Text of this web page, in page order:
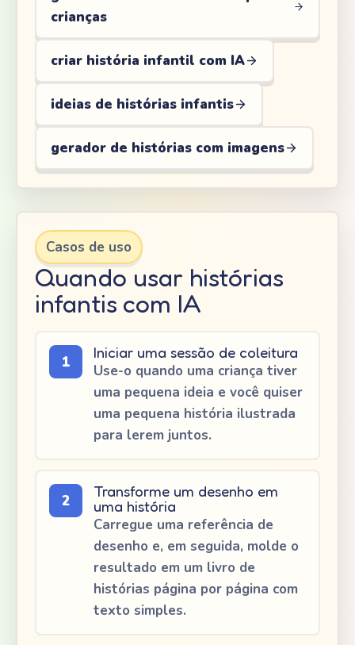
crianças
criar história infantil com IA
ideias de histórias infantis
gerador de histórias com imagens
Casos de uso
Quando usar histórias
infantis com IA
1
Iniciar uma sessão de coleitura
Use-o quando uma criança tiver
uma pequena ideia e você quiser
uma pequena história ilustrada
para lerem juntos.
2
Transforme um desenho em
uma história
Carregue uma referência de
desenho e, em seguida, molde o
resultado em um livro de
histórias página por página com
texto simples.